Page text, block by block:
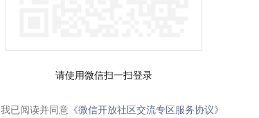
请使用微信扫一扫登录
我已阅读并同意 《微信开放社区交流专区服务协议》